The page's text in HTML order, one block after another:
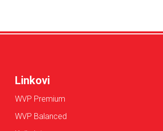
Linkovi
WVP Premium
WVP Balanced